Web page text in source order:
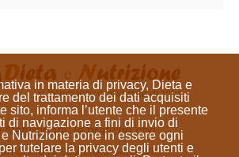
in materia di privacy, Dieta e
del trattamento dei dati acquisiti
sito, informa l’utente che il presente
di navigazione a fini di invio di
Nutrizione pone in essere ogni
tutelare la privacy degli utenti e
Naturopata, le pratiche che
sono prestazioni sanitarie e